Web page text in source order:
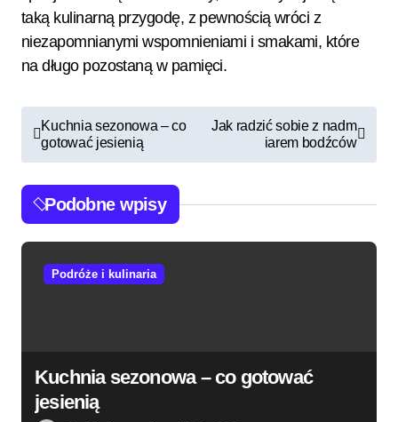
taką kulinarną przygodę, z pewnością wróci z
niezapomnianymi wspomnieniami i smakami, które
na długo pozostaną w pamięci.
g
w
Kuchnia sezonowa – co
gotować jesienią
Jak radzić sobie z nadm
iarem bodźców
Podobne wpisy
Podróże i kulinaria
Kuchnia sezonowa – co gotować
jesienią